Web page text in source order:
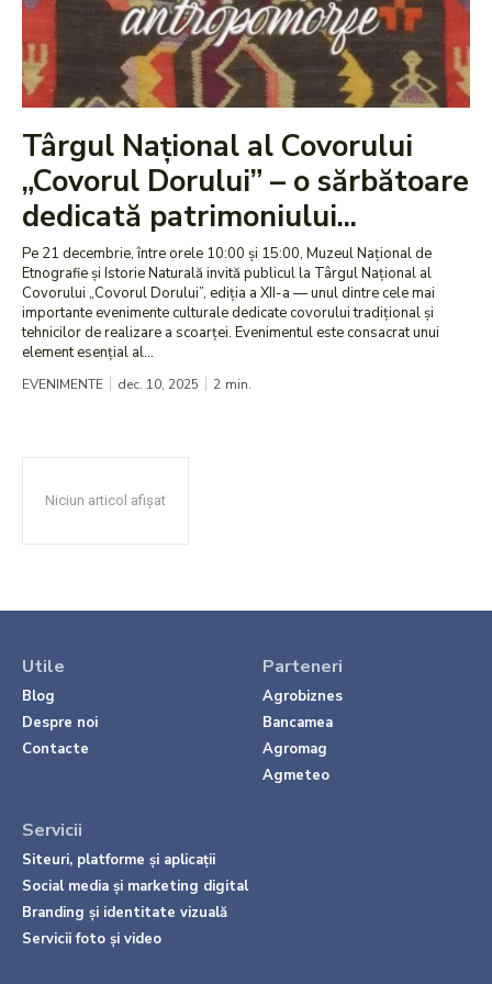
Târgul Național al Covorului
„Covorul Dorului” – o sărbătoare
dedicată patrimoniului...
Pe 21 decembrie, între orele 10:00 și 15:00, Muzeul Național de
Etnografie și Istorie Naturală invită publicul la Târgul Național al
Covorului „Covorul Dorului”, ediția a XII-a — unul dintre cele mai
importante evenimente culturale dedicate covorului tradițional și
tehnicilor de realizare a scoarței. Evenimentul este consacrat unui
element esențial al...
EVENIMENTE dec. 10, 2025 2 min.
Niciun articol afișat
Utile
Blog
Despre noi
Contacte
Parteneri
Agrobiznes
Bancamea
Agromag
Agmeteo
Servicii
Siteuri, platforme și aplicații
Social media și marketing digital
Branding și identitate vizuală
Servicii foto și video